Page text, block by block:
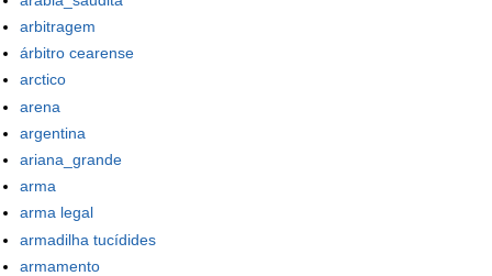
arbitragem
árbitro cearense
arctico
arena
argentina
ariana_grande
arma
arma legal
armadilha tucídides
armamento